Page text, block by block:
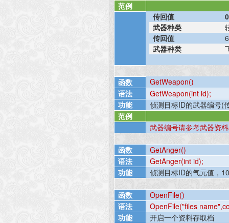
范例
传回值
0
武器种类
传回值
6
武器种类
函数
GetWeapon()
语法
GetWeapon(int id);
功能
侦测目标ID的武器编号(
范例
武器编号请参考武器资
函数
GetAnger()
语法
GetAnger(int id);
功能
侦测目标ID的气元值，
函数
OpenFile()
语法
OpenFile("files
功能
开启一个资料存取档